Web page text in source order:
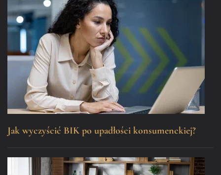
Jak wyczyścić BIK po upadłości konsumenckiej?